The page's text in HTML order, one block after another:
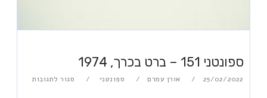
ספונטני 151 – ברט בכרך, 1974
25/02/2022 אורן עמרם ספונטני סגור לתגובות